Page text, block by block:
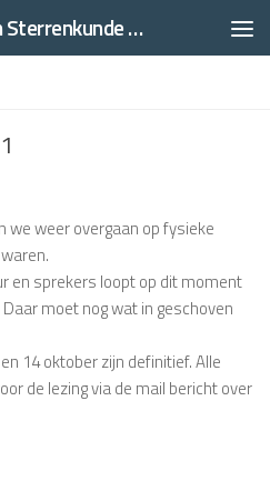
Vereniging voor Weer- en Sterrenkunde Thales
we weer overgaan op fysieke
en sprekers loopt op dit moment
moet nog wat in geschoven
14 oktober zijn definitief. Alle
de lezing via de mail bericht over